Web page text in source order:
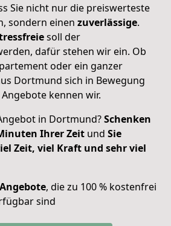
Sie nicht nur die preiswerteste
sondern einen zuverlässige.
soll der
dafür stehen wir ein. Ob
oder ein ganzer
Dortmund sich in Bewegung
kennen wir.
in Dortmund?Schenken
Ihrer Zeit und Sie
Zeit, viel Kraft und sehr viel
, die zu 100 % kostenfrei
sind